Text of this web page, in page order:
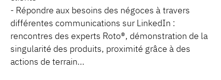
- Répondre aux besoins des négoces à travers
différentes communications sur LinkedIn :
rencontres des experts Roto®, démonstration de la
singularité des produits, proximité grâce à des
actions de terrain…